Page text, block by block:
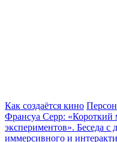
Как создаётся кино
Франсуа Серр: «Короткий
экспериментов». Беседа с
иммерсивного и